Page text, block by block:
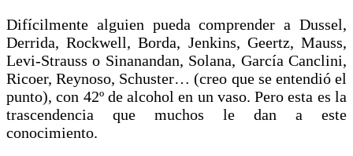
Difícilmente alguien pueda comprender a Dussel,
Derrida, Rockwell, Borda, Jenkins, Geertz, Mauss,
Levi-Strauss o Sinanandan, Solana, García Canclini,
Ricoer, Reynoso, Schuster… (creo que se entendió el
punto), con 42º de alcohol en un vaso. Pero esta es la
trascendencia que muchos le dan a este
conocimiento.